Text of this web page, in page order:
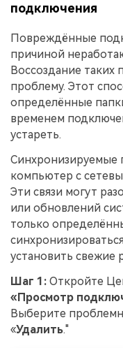
подключения
Повреждённые
причиной
Воссоздание таких
проблему. Этот
определённые
временем
устареть.
Синхронизируемые
компьютер с
Эти связи могут
или обновлений
только
установить свежие
Шаг 1: Откройте
«Просмотр
Выберите
«Удалить."